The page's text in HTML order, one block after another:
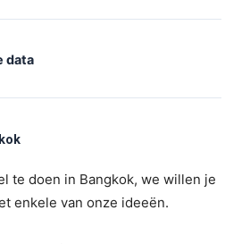
data
te doen in Bangkok, we willen je
enkele van onze ideeën.